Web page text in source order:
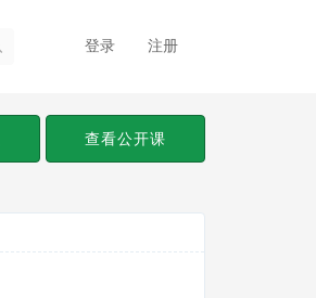
登录 注册
查看公开课